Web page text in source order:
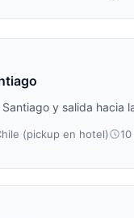
y salida hacia
(pickup en hotel)